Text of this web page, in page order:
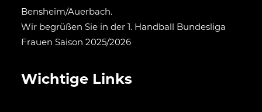
Bensheim/Auerbach.
Wir begrüßen Sie in der 1. Handball Bundesliga
Frauen Saison 2025/2026
Wichtige Links